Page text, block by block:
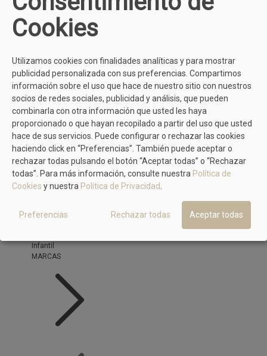
Zapatillas de casa
Alpargata
Sandalia
OUTLET
Infantil
MARCAS
Cookies
Utilizamos cookies con finalidades analíticas y para mostrar
publicidad personalizada con sus preferencias. Compartimos
información sobre el uso que hace de nuestro sitio con nuestros
socios de redes sociales, publicidad y análisis, que pueden
combinarla con otra información que usted les haya
proporcionado o que hayan recopilado a partir del uso que usted
hace de sus servicios. Puede configurar o rechazar las cookies
haciendo click en “Preferencias”. También puede aceptar o
rechazar todas pulsando el botón “Aceptar todas” o “Rechazar
todas”. Para más información, consulte nuestra Política de
Cookies y nuestra Política de Privacidad.
Preferencias Rechazar todas Aceptar todas